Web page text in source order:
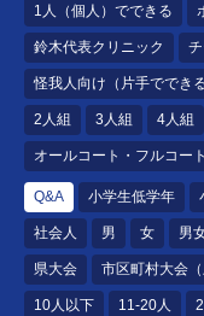
1人（個人）でできる
鈴木代表クリニック
怪我人向け（片手でできる
2人組 3人組 4人組
オールコート・フルコート
Q&A 小学生低学年
社会人 男 女 男
県大会 市区町村大会（
10人以下 11-20人